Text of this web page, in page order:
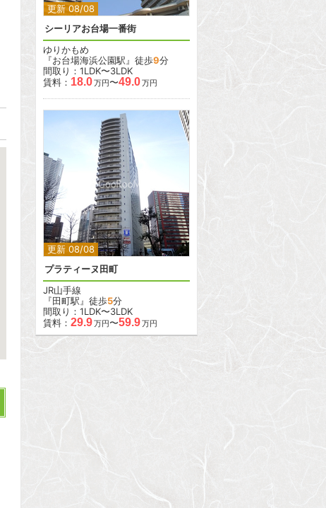
更新 08/08
シーリアお台場一番街
ゆりかもめ
『お台場海浜公園駅』徒歩9分
間取り：1LDK〜3LDK
賃料： 18.0万円〜49.0万円
更新 08/08
2 2
プラティーヌ田町
JR山手線
『田町駅』徒歩5分
間取り：1LDK〜3LDK
賃料： 29.9万円〜59.9万円